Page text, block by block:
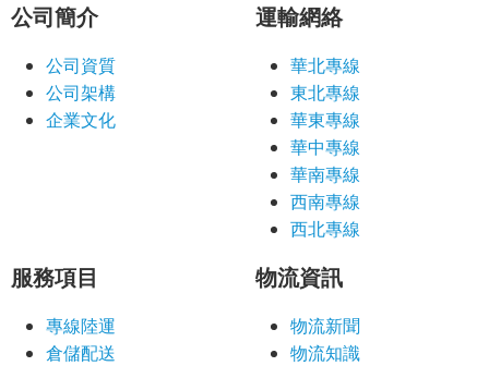
公司簡介
公司資質
公司架構
企業文化
運輸網絡
華北專線
東北專線
華東專線
華中專線
華南專線
西南專線
西北專線
服務項目
專線陸運
倉儲配送
物流資訊
物流新聞
物流知識